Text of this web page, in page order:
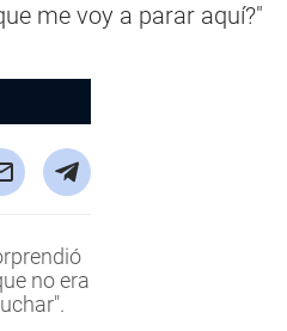
me voy a parar aquí?"
no era